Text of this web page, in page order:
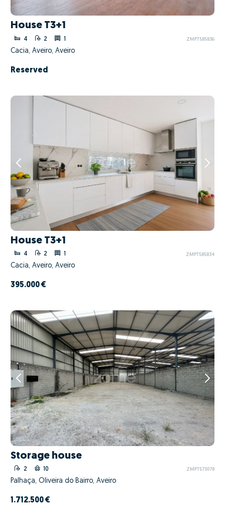
House T3+1
4 2 1 ZMPT585836
Cacia, Aveiro, Aveiro
Reserved
House T3+1
4 2 ZMPT585834
Cacia, Aveiro, Aveiro
395.000 €
Storage house
2 10 ZMPT573078
Palhaça, Oliveira do Bairro, Aveiro
1.712.500 €